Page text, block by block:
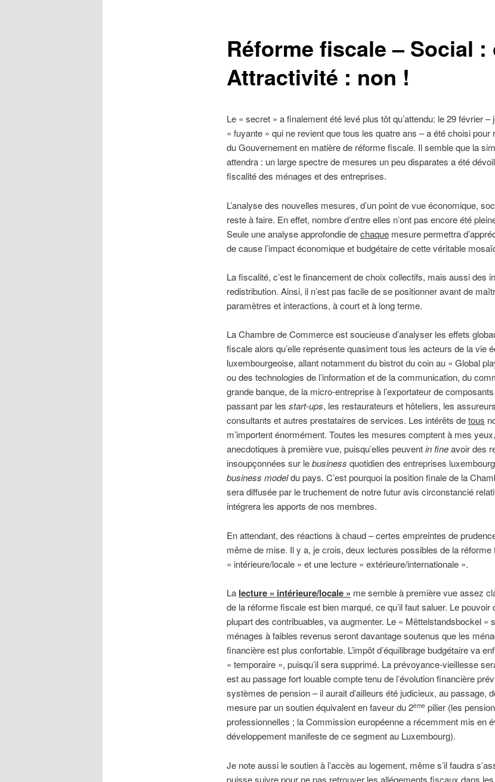
Réforme fiscale – Social :
Attractivité : non !
Le « secret » a finalement été levé plus tôt qu’attendu: le 29 février –
« fuyante » qui ne revient que tous les quatre ans – a été choisi pour
du Gouvernement en matière de réforme fiscale. Il semble que la
attendra : un large spectre de mesures un peu disparates a été
fiscalité des ménages et des entreprises.
L’analyse des nouvelles mesures, d’un point de vue économique,
reste à faire. En effet, nombre d’entre elles n’ont pas encore été
Seule une analyse approfondie dechaquemesure permettra
de cause l’impact économique et budgétaire de cette véritable
La fiscalité, c’est le financement de choix collectifs, mais aussi des
redistribution. Ainsi, il n’est pas facile de se positionner avant de
paramètres et interactions, à court et à long terme.
La Chambre de Commerce est soucieuse d’analyser les effets
fiscale alors qu’elle représente quasiment tous les acteurs de la vie
luxembourgeoise, allant notamment du bistrot du coin au « Global
ou des technologies de l’information et de la communication, du
grande banque, de la micro-entreprise à l’exportateur de
passant par les start-ups, les restaurateurs et hôteliers, les
consultants et autres prestataires de services. Les intérêts detous
m’importent énormément. Toutes les mesures comptent à mes
anecdotiques à première vue, puisqu’elles peuventin fineavoir des
insoupçonnées sur lebusiness quotidien des entreprises
business modeldu pays. C’est pourquoi la position finale de la
sera diffusée par le truchement de notre futur avis circonstancié
intégrera les apports de nos membres.
En attendant, des réactions à chaud – certes empreintes de
même de mise. Il y a, je crois, deux lectures possibles de la
« intérieure/locale » et une lecture « extérieure/internationale ».
La lecture « intérieure/locale » me semble à première vue assez
de la réforme fiscale est bien marqué, ce qu’il faut saluer. Le pouvoir
plupart des contribuables, va augmenter. Le « Mëttelstandsbockel »
ménages à faibles revenus seront davantage soutenus que les
financière est plus confortable. L’impôt d’équilibrage budgétaire va
« temporaire », puisqu’il sera supprimé. La prévoyance-vieillesse
est au passage fort louable compte tenu de l’évolution financière
systèmes de pension – il aurait d’ailleurs été judicieux, au passage,
mesure par un soutien équivalent en faveur du 2ème pilier (les
professionnelles ; la Commission européenne a récemment mis en
développement manifeste de ce segment au Luxembourg).
Je note aussi le soutien à l’accès au logement, même s’il faudra
puisse suivre pour ne pas retrouver les allégements fiscaux dans